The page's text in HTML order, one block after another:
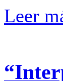
Leer